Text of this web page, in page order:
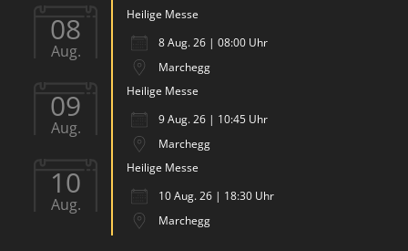
08
Aug.
Heilige Messe
8 Aug. 26 | 08:00 Uhr
Marchegg
09
Aug.
Heilige Messe
9 Aug. 26 | 10:45 Uhr
Marchegg
10
Aug.
Heilige Messe
10 Aug. 26 | 18:30 Uhr
Marchegg